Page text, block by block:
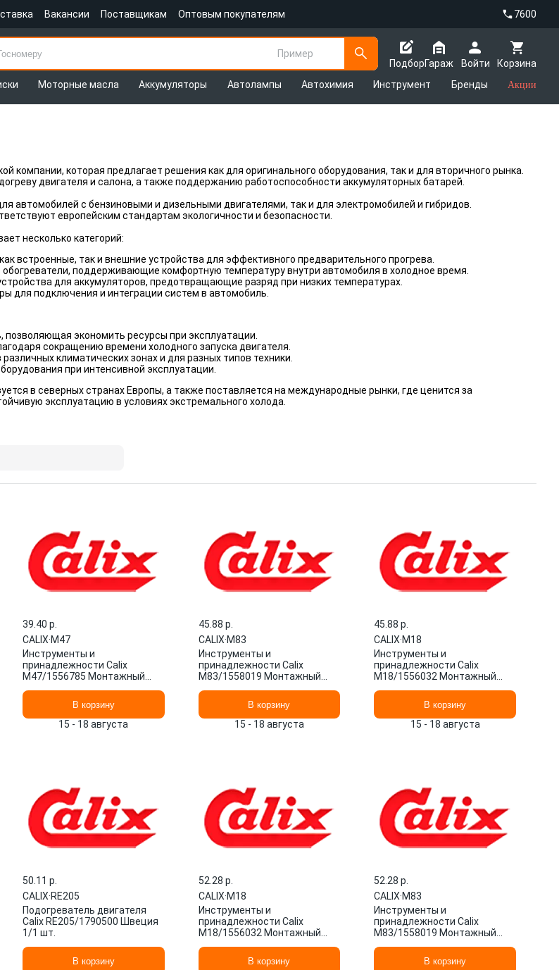
Вакансии Поставщикам Оптовым покупателям 7600
Пример
Подбор
Корзина
Гараж
Войти
Моторные масла Аккумуляторы Автолампы Автохимия Инструмент Бренды Акции
компании, которая предлагает решения как для оригинального оборудования, так и для вторичного рынка.
двигателя и салона, а также поддержанию работоспособности аккумуляторных батарей.
автомобилей с бензиновыми и дизельными двигателями, так и для электромобилей и гибридов.
европейским стандартам экологичности и безопасности.
несколько категорий:
встроенные, так и внешние устройства для эффективного предварительного прогрева.
поддерживающие комфортную температуру внутри автомобиля в холодное время.
для аккумуляторов, предотвращающие разряд при низких температурах.
для подключения и интеграции систем в автомобиль.
экономить ресурсы при эксплуатации.
сокращению времени холодного запуска двигателя.
климатических зонах и для разных типов техники.
при интенсивной эксплуатации.
в северных странах Европы, а также поставляется на международные рынки, где ценится за
эксплуатацию в условиях экстремального холода.
39.40 p.
CALIX·M47
Инструменты и
принадлежности Calix
M47/1556785 Монтажный
В корзину
15 - 18 августа
45.88 p.
CALIX·M83
Инструменты и
принадлежности Calix
M83/1558019 Монтажный
В корзину
15 - 18 августа
45.88 p.
CALIX·M18
Инструменты и
принадлежности Calix
M18/1556032 Монтажный
В корзину
15 - 18 августа
50.11 p.
CALIX·RE205
Подогреватель двигателя
Calix RE205/1790500 Швеция
1/1 шт.
В корзину
52.28 p.
CALIX·M18
Инструменты и
принадлежности Calix
M18/1556032 Монтажный
В корзину
52.28 p.
CALIX·M83
Инструменты и
принадлежности Calix
M83/1558019 Монтажный
В корзину